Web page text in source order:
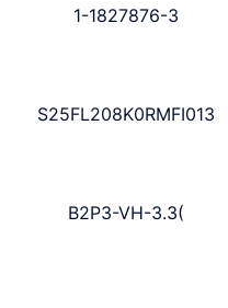
1-1827876-3
S25FL208K0RMFI013
B2P3-VH-3.3(